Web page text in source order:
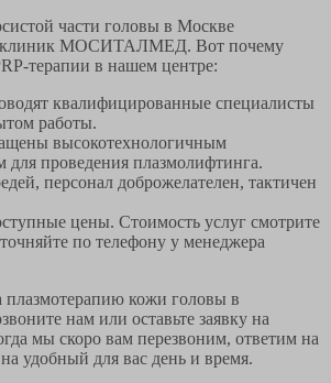
части головы в Москве
клиник МОСИТАЛМЕД. Вот почему
терапии в нашем центре:
квалифицированные специалисты
работы.
высокотехнологичным
для проведения плазмолифтинга.
персонал доброжелателен, тактичен
цены. Стоимость услуг смотрите
по телефону у менеджера
плазмотерапию кожи головы в
нам или оставьте заявку на
мы скоро вам перезвоним, ответим на
удобный для вас день и время.